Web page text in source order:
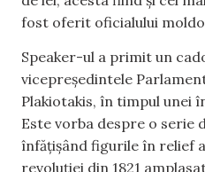
fost oferit oficialului
Speaker-ul a primit un
vicepreședintele
Plakiotakis, în timpul unei
Este vorba despre o serie
înfățișând figurile în relief
revoluției din 1821